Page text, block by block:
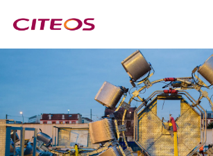
Nos expertises
Nos références
Rechercher :